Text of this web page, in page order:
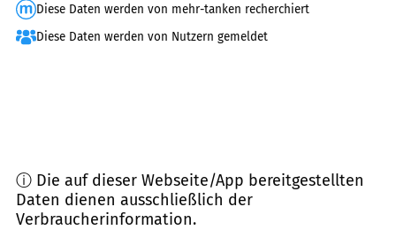
Diese Daten werden von mehr-tanken recherchiert
Diese Daten werden von Nutzern gemeldet
ⓘ Die auf dieser Webseite/App bereitgestellten
Daten dienen ausschließlich der
Verbraucherinformation.